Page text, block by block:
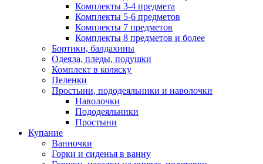
Комплекты 3-4 предмета
Комплекты 5-6 предметов
Комплекты 7 предметов
Комплекты 8 предметов и более
Бортики, балдахины
Одеяла, пледы, подушки
Комплект в коляску
Пеленки
Простыни, пододеяльники и наволочки
Наволочки
Пододеяльники
Простыни
Купание
Ванночки
Горки и сиденья в ванну